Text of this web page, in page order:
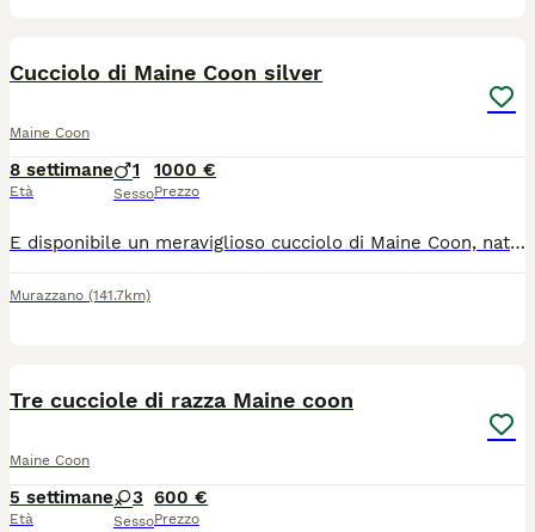
Cucciolo di Maine Coon silver
Maine Coon
8 settimane
Età
1
Sesso
1000 €
Prezzo
E disponibile un meraviglioso cucciolo di Maine Coon, nato il 9 maggio, cresciuto con amore, attenzioni e tanta cura all'interno de Ila mia casa. figlio di entrambi i genitori con pedigree AFSI, selezionati per salute, carattere e tipicità della razza. Il cucciolo sarà prontio a raggiungere la nuova casa dal 9 agosto. Verra ceduto sverminato vaccinato con pedigree AFSI, disponibile chiuso o aperto, in base alle esigenze della nuova famiglia. Cerco persone che sappia accoglierlo come vero membro della famiglia, offrendogli affetto, rispetto e una casa piena d'amore. II Maine Coon è un gatto dal cuore grande: dolce, equilibrato, affettuoso e capace di creare un legame speciale con chi lo sceglie. Se desideri condividere la tua vita con lui e regalargli una casa per sempre, sarò felice di conoscerti e di raccontarti qualcosa in più su di loro. Per informazioni, foto e per fissare una visita, contatattami senza impegno.
Murazzano (141.7km)
Tre cucciole di razza Maine coon
Maine Coon
5 settimane
Età
3
Sesso
600 €
Prezzo